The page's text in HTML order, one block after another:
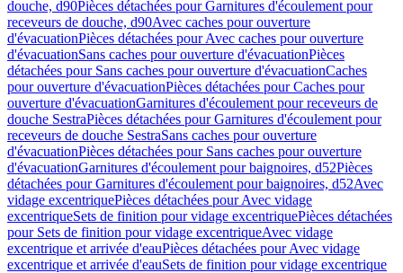
douche, d90Pièces détachées pour Garnitures d'écoulement pour
receveurs de douche, d90Avec caches pour ouverture
d'évacuationPièces détachées pour Avec caches pour ouverture
d'évacuationSans caches pour ouverture d'évacuationPièces
détachées pour Sans caches pour ouverture d'évacuationCaches
pour ouverture d'évacuationPièces détachées pour Caches pour
ouverture d'évacuationGarnitures d'écoulement pour receveurs de
douche SestraPièces détachées pour Garnitures d'écoulement pour
receveurs de douche SestraSans caches pour ouverture
d'évacuationPièces détachées pour Sans caches pour ouverture
d'évacuationGarnitures d'écoulement pour baignoires, d52Pièces
détachées pour Garnitures d'écoulement pour baignoires, d52Avec
vidage excentriquePièces détachées pour Avec vidage
excentriqueSets de finition pour vidage excentriquePièces détachées
pour Sets de finition pour vidage excentriqueAvec vidage
excentrique et arrivée d'eauPièces détachées pour Avec vidage
excentrique et arrivée d'eauSets de finition pour vidage excentrique